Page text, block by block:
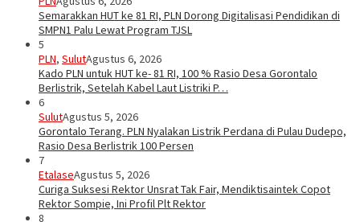
Semarakkan HUT ke 81 RI, PLN Dorong Digitalisasi Pendidikan di
SMPN1 Palu Lewat Program TJSL
5
PLN, SulutAgustus 6, 2026
Kado PLN untuk HUT ke- 81 RI, 100 % Rasio Desa Gorontalo
Berlistrik, Setelah Kabel Laut Listriki P…
6
SulutAgustus 5, 2026
Gorontalo Terang. PLN Nyalakan Listrik Perdana di Pulau Dudepo,
Rasio Desa Berlistrik 100 Persen
7
EtalaseAgustus 5, 2026
Curiga Suksesi Rektor Unsrat Tak Fair, Mendiktisaintek Copot
Rektor Sompie, Ini Profil Plt Rektor
8